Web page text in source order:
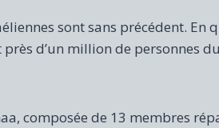
sont sans précédent. En
d’un million de personnes
composée de 13 membres